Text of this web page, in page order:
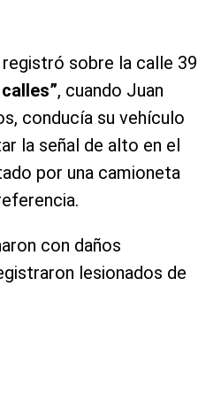
sobre la calle 39
, cuando Juan
conducía su vehículo
la señal de alto en el
por una camioneta
con daños
lesionados de